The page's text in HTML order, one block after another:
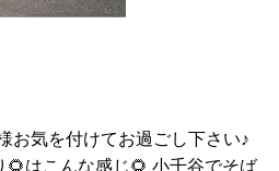
お気を付けてお過ごし下さい♪
🌻はこんな感じ🌻 小千谷でそば